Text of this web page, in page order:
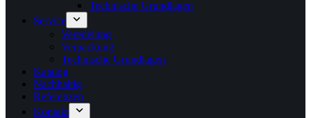
Technische Grundlagen
Service
Veredelung
Verpackung
Technische Grundlagen
Katalog
Nachhaltig
Referenzen
Kontakt